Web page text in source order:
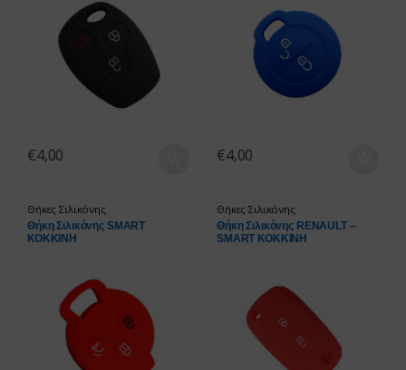
€4,00 €4,00
Θήκες Σιλικόνης
Θήκη Σιλικόνης SMART
ΚΟΚΚΙΝΗ
Θήκες Σιλικόνης
Θήκη Σιλικόνης RENAULT –
SMART ΚΟΚΚΙΝΗ